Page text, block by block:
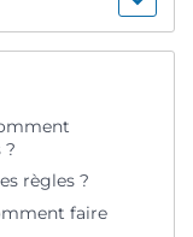
?
règles ?
faire